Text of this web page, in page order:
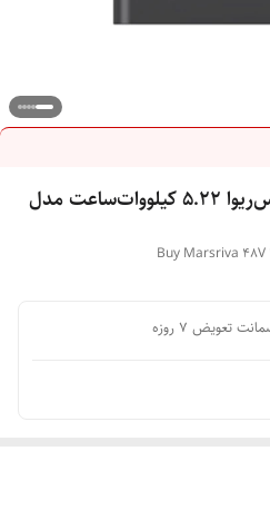
باتری لیتیوم‌فسفات‌آهن مارس‌ریوا 5.22 کیلووات‌ساعت مدل
Buy Marsriva 48V
تعویض 7 روزه